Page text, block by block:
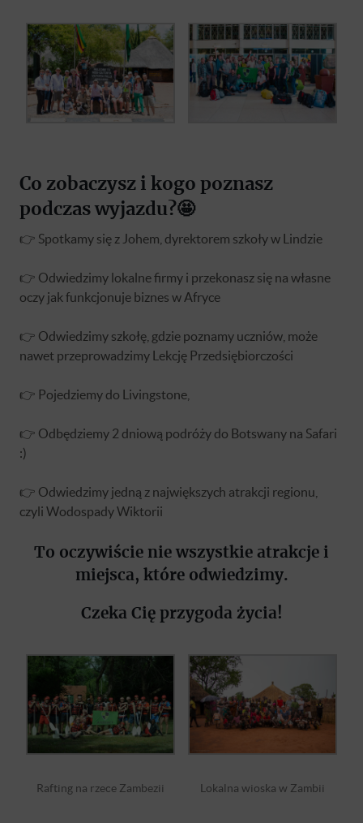
Co zobaczysz i kogo poznasz
podczas wyjazdu?🤩
👉 Spotkamy się z Johem, dyrektorem szkoły w Lindzie
👉 Odwiedzimy lokalne firmy i przekonasz się na własne
oczy jak funkcjonuje biznes w Afryce
👉 Odwiedzimy szkołę, gdzie poznamy uczniów, może
nawet przeprowadzimy Lekcję Przedsiębiorczości
👉 Pojedziemy do Livingstone,
👉 Odbędziemy 2 dniową podróży do Botswany na Safari
:)
👉 Odwiedzimy jedną z największych atrakcji regionu,
czyli Wodospady Wiktorii
To oczywiście nie wszystkie atrakcje i
miejsca, które odwiedzimy.
Czeka Cię przygoda życia!
Rafting na rzece Zambezii Lokalna wioska w Zambii